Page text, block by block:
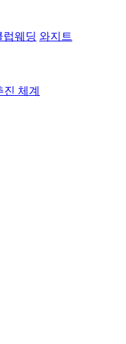
럽웨딩 와지트
체계